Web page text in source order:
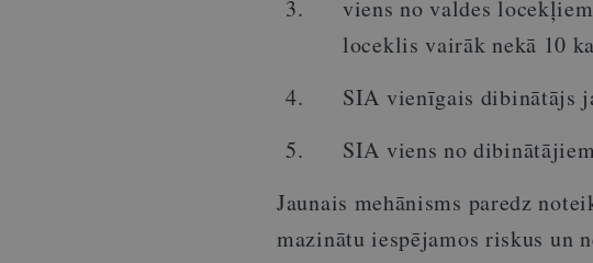
viens no valdes
loceklis vairāk nekā 10
SIA vienīgais dibinātājs
SIA viens no
Jaunais mehānisms paredz
mazinātu iespējamos riskus un